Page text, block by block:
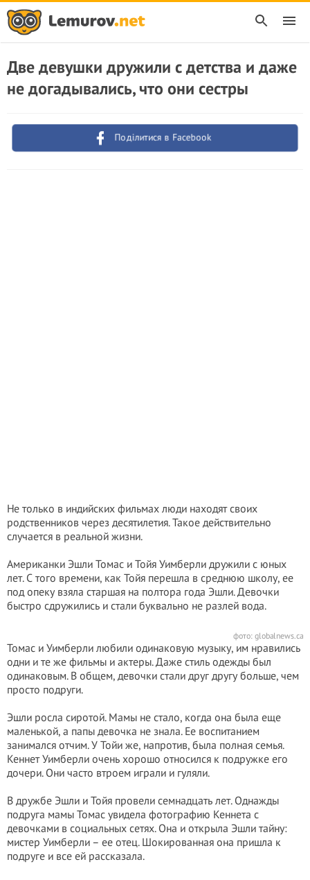
Две девушки дружили с детства и даже
не догадывались, что они сестры
Поділитися в Facebook
Не только в индийских фильмах люди находят своих
родственников через десятилетия. Такое действительно
случается в реальной жизни.
Американки Эшли Томас и Тойя Уимберли дружили с юных
лет. С того времени, как Тойя перешла в среднюю школу, ее
под опеку взяла старшая на полтора года Эшли. Девочки
быстро сдружились и стали буквально не разлей вода.
фото: globalnews.ca
Томас и Уимберли любили одинаковую музыку, им нравились
одни и те же фильмы и актеры. Даже стиль одежды был
одинаковым. В общем, девочки стали друг другу больше, чем
просто подруги.
Эшли росла сиротой. Мамы не стало, когда она была еще
маленькой, а папы девочка не знала. Ее воспитанием
занимался отчим. У Тойи же, напротив, была полная семья.
Кеннет Уимберли очень хорошо относился к подружке его
дочери. Они часто втроем играли и гуляли.
В дружбе Эшли и Тойя провели семнадцать лет. Однажды
подруга мамы Томас увидела фотографию Кеннета с
девочками в социальных сетях. Она и открыла Эшли тайну:
мистер Уимберли – ее отец. Шокированная она пришла к
подруге и все ей рассказала.